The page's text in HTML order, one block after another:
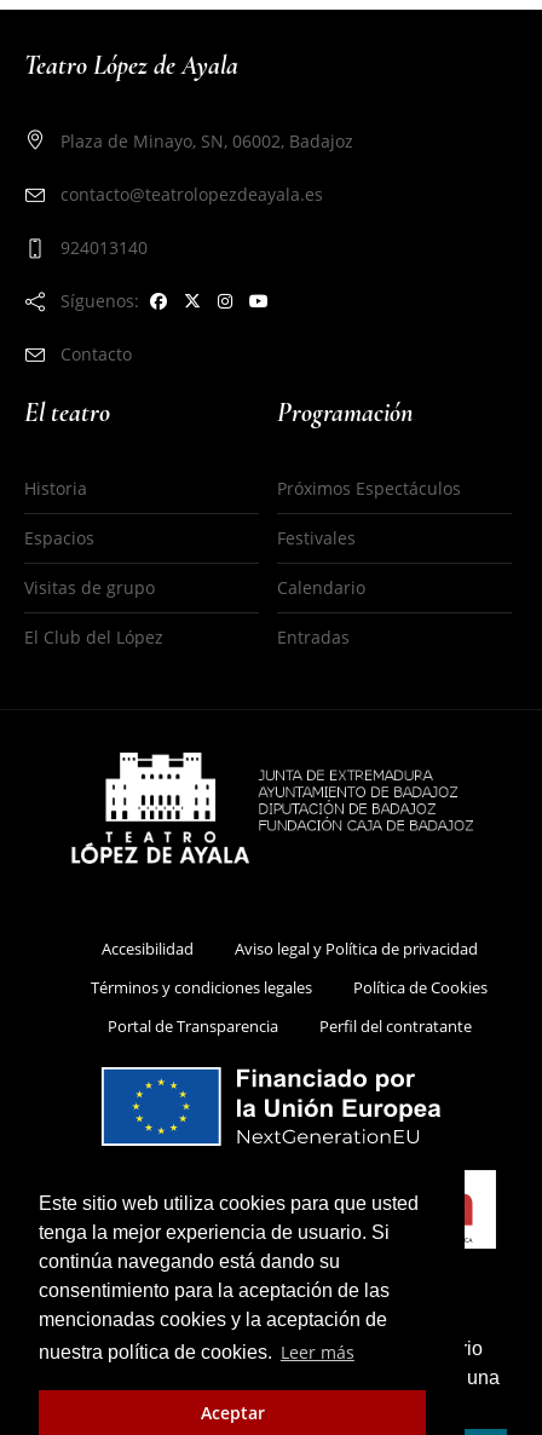
Este sitio web utiliza cookies para que usted
tenga la mejor experiencia de usuario. Si
continúa navegando está dando su
consentimiento para la aceptación de las
mencionadas cookies y la aceptación de
nuestra política de cookies. Leer más
Aceptar
¿Sabías que puedes añadir un icono en el escritorio
de tu teléfono para utilizar esta web como si fuese una
aplicación instalada?Cerrar
Teatro López de Ayala
Plaza de Minayo, SN, 06002, Badajoz
contacto@teatrolopezdeayala.es
924013140
Síguenos:
Contacto
El teatro
Historia
Espacios
Visitas de grupo
El Club del López
Programación
Próximos Espectáculos
Festivales
Calendario
Entradas
Accesibilidad
Aviso legal y Política de privacidad
Términos y condiciones legales
Política de Cookies
Portal de Transparencia
Perfil del contratante